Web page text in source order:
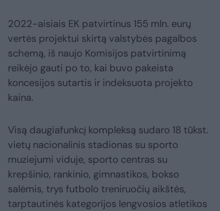
2022-aisiais EK patvirtinus 155 mln. eurų
vertės projektui skirtą valstybės pagalbos
schemą, iš naujo Komisijos patvirtinimą
reikėjo gauti po to, kai buvo pakeista
koncesijos sutartis ir indeksuota projekto
kaina.
Visą daugiafunkcį kompleksą sudaro 18 tūkst.
vietų nacionalinis stadionas su sporto
muziejumi viduje, sporto centras su
krepšinio, rankinio, gimnastikos, bokso
salėmis, trys futbolo treniruočių aikštės,
tarptautinės kategorijos lengvosios atletikos